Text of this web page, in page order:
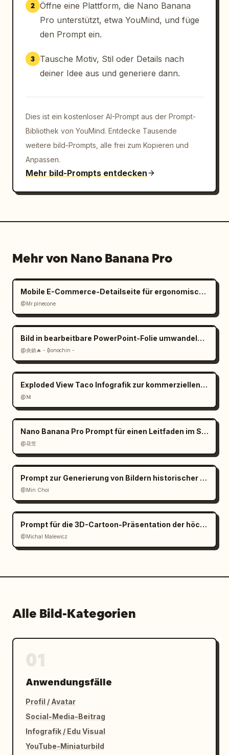
2 Öffne eine Plattform, die Nano Banana
Pro unterstützt, etwa YouMind, und füge
den Prompt ein.
3
Tausche Motiv, Stil oder Details nach
deiner Idee aus und generiere dann.
Dies ist ein kostenloser AI-Prompt aus der Prompt-
Bibliothek von YouMind. Entdecke Tausende
weitere bild-Prompts, alle frei zum Kopieren und
Anpassen.
Mehr bild-Prompts entdecken
Mehr von Nano Banana Pro
Mobile E-Commerce-Detailseite für ergonomischen Bürostuhl
@Mr.pinecone
Bild in bearbeitbare PowerPoint-Folie umwandeln Prompt
@炎鎮🔥 - ₿onochin -
Exploded View Taco Infografik zur kommerziellen Nutzung
@𝐌
Nano Banana Pro Prompt für einen Leitfaden im Stil eines Strategie-Guides
@花笠
Prompt zur Generierung von Bildern historischer Orte
@Min Choi
Prompt für die 3D-Cartoon-Präsentation der höchsten Gebäude der Stadt
@Michal Malewicz
Alle Bild-Kategorien
Anwendungsfälle
Profil / Avatar
Social-Media-Beitrag
Infografik / Edu Visual
YouTube-Miniaturbild